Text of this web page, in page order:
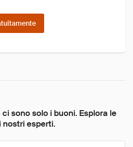
sono solo i buoni. Esplora le
nostri esperti.